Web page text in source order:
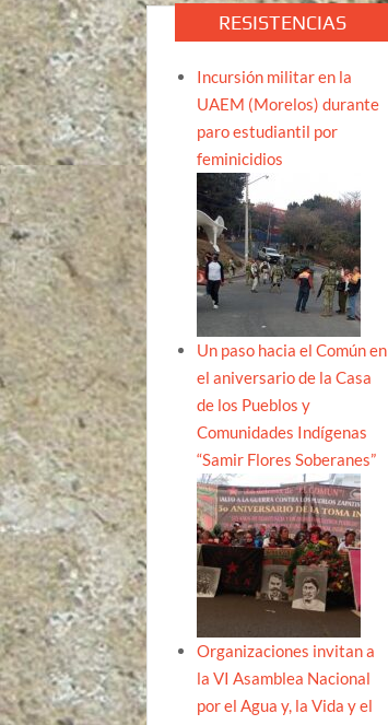
RESISTENCIAS
Incursión militar en la
UAEM (Morelos) durante
paro estudiantil por
feminicidios
Un paso hacia el Común en
el aniversario de la Casa
de los Pueblos y
Comunidades Indígenas
“Samir Flores Soberanes”
Organizaciones invitan a
la VI Asamblea Nacional
por el Agua y, la Vida y el